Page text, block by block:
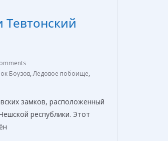
Тевтонский
Боузов,Ледовое побоище,
замков, расположенный
республики. Этот